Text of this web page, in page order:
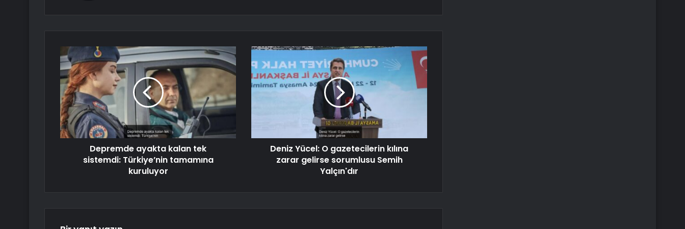
Depremde ayakta kalan tek
sistemdi: Türkiye’nin tamamına
kuruluyor
Deniz Yücel: O gazetecilerin kılına
zarar gelirse sorumlusu Semih
Yalçın'dır